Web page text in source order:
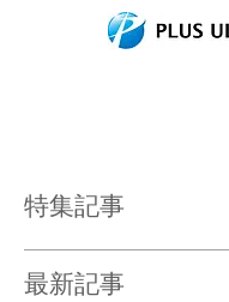
特集記事
最新記事